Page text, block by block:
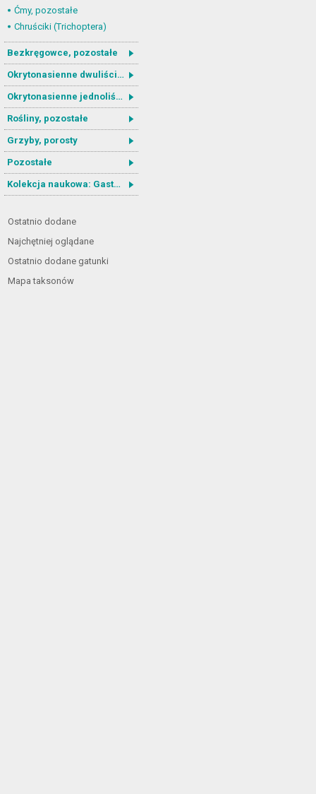
Ćmy, pozostałe
Chruściki (Trichoptera)
Bezkręgowce, pozostałe
Okrytonasienne dwuliścienne
Okrytonasienne jednoliścienne
Rośliny, pozostałe
Grzyby, porosty
Pozostałe
Kolekcja naukowa: Gastrotricha
Ostatnio dodane
Najchętniej oglądane
Ostatnio dodane gatunki
Mapa taksonów